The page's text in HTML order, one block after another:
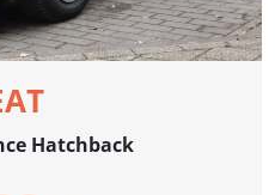
Hatchback